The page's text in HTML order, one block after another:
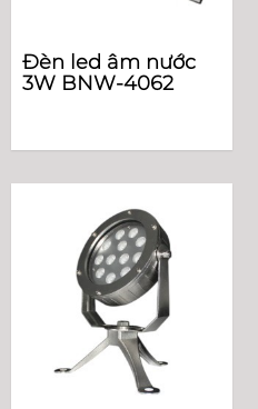
Đèn led âm nước
3W BNW-4062